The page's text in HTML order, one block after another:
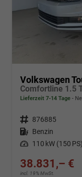
Volkswagen
Lieferzeit 7-14 Tage
Fahrzeugnr. 876885
Kraftstoff Benzin
Leistung 110 kW (150 PS)
38.831,– €
incl. 19% MwSt.